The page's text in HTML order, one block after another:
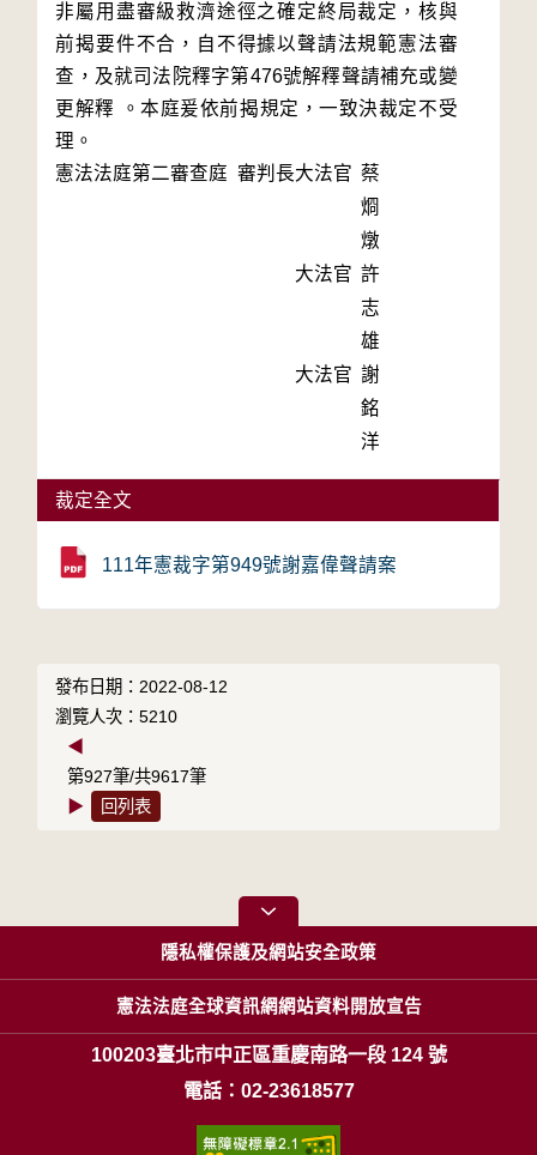
非屬用盡審級救濟途徑之確定終局裁定，核與
前揭要件不合，自不得據以聲請法規範憲法審
查，及就司法院釋字第476號解釋聲請補充或變
更解釋 。本庭爰依前揭規定，一致決裁定不受
理。
憲法法庭第二審查庭 審判長大法官 蔡
烱
燉
大法官 許
志
雄
大法官 謝
銘
洋
裁定全文
111年憲裁字第949號謝嘉偉聲請案
發布日期：2022-08-12
瀏覽人次：5210
◀
第927筆/共9617筆
▶
回列表
隱私權保護及網站安全政策
憲法法庭全球資訊網網站資料開放宣告
100203臺北市中正區重慶南路一段 124 號
電話：02-23618577